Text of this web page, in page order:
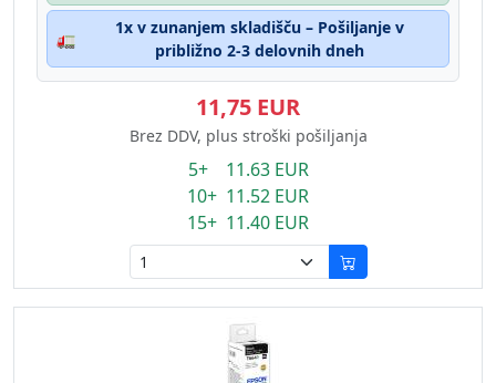
🚛
1x v zunanjem skladišču – Pošiljanje v
približno 2-3 delovnih dneh
11,75 EUR
Brez DDV, plus stroški pošiljanja
5+ 11.63 EUR
10+ 11.52 EUR
15+ 11.40 EUR